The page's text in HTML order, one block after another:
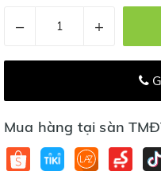
– +
Mua hàng tại sàn